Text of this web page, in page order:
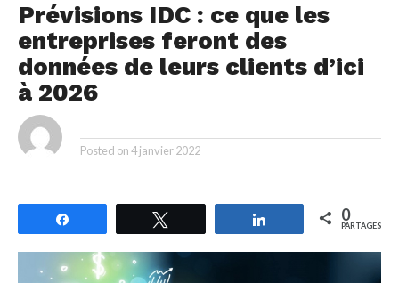
Prévisions IDC : ce que les
entreprises feront des
données de leurs clients d’ici
à 2026
Posted on4 janvier 2022
Partagez 0
PARTAGES